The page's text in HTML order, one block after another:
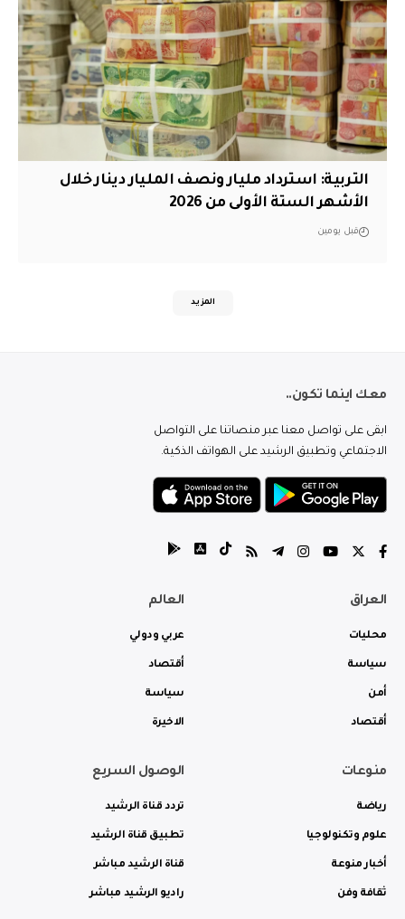
التربية: استرداد مليار ونصف المليار دينار خلال
الأشهر الستة الأولى من 2026
قبل يومين
المزيد
معك اينما تكون..
ابقى على تواصل معنا عبر منصاتنا على التواصل
الاجتماعي وتطبيق الرشيد على الهواتف الذكية.
العراق
محليات
سياسة
أمن
أقتصاد
العالم
عربي ودولي
أقتصاد
سياسة
الاخيرة
منوعات
رياضة
علوم وتكنولوجيا
أخبار منوعة
ثقافة وفن
الوصول السريع
تردد قناة الرشيد
تطبيق قناة الرشيد
قناة الرشيد مباشر
راديو الرشيد مباشر